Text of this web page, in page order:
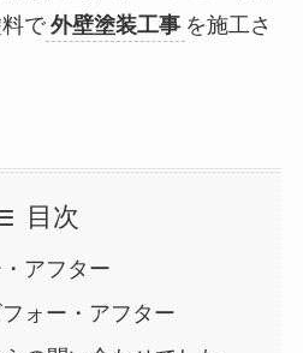
で 外壁塗装工事 を施工さ
目次
アフター
ォー・アフター